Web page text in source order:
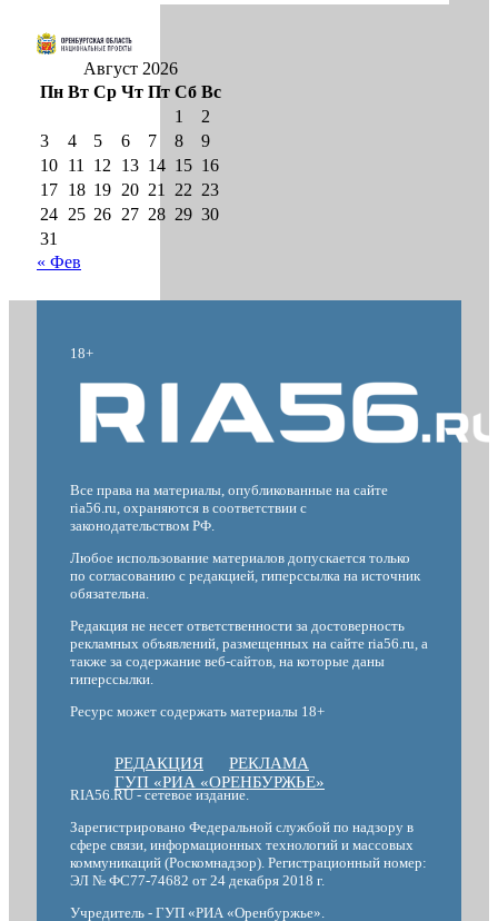
Август 2026
Пн Вт Ср Чт Пт Сб Вс
1
2
3
4 5 6 7 8
9
10 11 12 13 14 15 16
17 18 19 20 21 22 23
24 25 26 27 28 29 30
31
« Фев
18+
Все права на материалы, опубликованные на сайте
ria56.ru, охраняются в соответствии с
законодательством РФ.
Любое использование материалов допускается только
по согласованию с редакцией, гиперссылка на источник
обязательна.
Редакция не несет ответственности за достоверность
рекламных объявлений, размещенных на сайте ria56.ru, а
также за содержание веб-сайтов, на которые даны
гиперссылки.
Ресурс может содержать материалы 18+
РЕДАКЦИЯ
РЕКЛАМА
ГУП «РИА «ОРЕНБУРЖЬЕ»
RIA56.RU - сетевое издание.
Зарегистрировано Федеральной службой по надзору в
сфере связи, информационных технологий и массовых
коммуникаций (Роскомнадзор). Регистрационный номер:
ЭЛ № ФС77-74682 от 24 декабря 2018 г.
Учредитель - ГУП «РИА «Оренбуржье».